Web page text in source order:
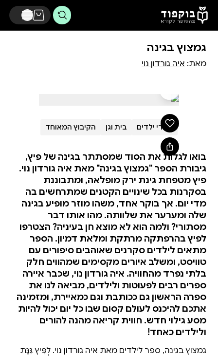
דלג לתוכן הראשי
גמצוץ בגינה
מאת: איה גורדון נוי
ספרי ילדים בית וגן הקיבוץ המאוחד
בואו לגלות את הסוד שמסתתר בגינה של פיץ,
גיבורת הספר "גמצוץ בגינה" מאת איה גורדון נוי.
פיץ מטפחת גינת ירק מופלאה, ומתבוננת
בסקרנות בכל שינויים הקטנים שמתרחשים בה
מדי יום. אך בוקר אחד, משהו מוזר מופיע בגינה
שלה ומערער את שלוותה. מהו אותו דבר
מסתורי? ולמה הוא לא מוצא חן בעיניה? הצטרפו
לפיץ בהרפתקה מרתקת ומלאת דמיון. הספר
מתאים לילדים סקרנים שאוהבים סיפורים עם
טוויסט, ומשלב איורים מקסימים שמהווים חלק
בלתי נפרד מהחוויה. איה גורדון נוי, שכבר איירה
ספרים רבים לפעוטות ולילדים, מביאה לנו את
ספרה הראשון גם ככותבת וגם כמאיירת, ומזמינה
אתכם להיכנס לעולם קסום שבו כל יום יכול להיות
מסע גילוי חדש. חווית קריאה מהנה להורים
ולילדים כאחד!
גמצוץ בגינה, ספר לילדים מאת איה גורדון נוי. לְפִּיץ גִּנַּת